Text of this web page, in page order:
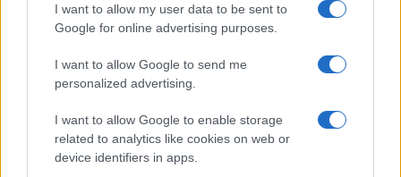
I want to allow my user data to be sent to
Google for online advertising purposes.
I want to allow Google to send me
personalized advertising.
I want to allow Google to enable storage
related to analytics like cookies on web or
device identifiers in apps.
Ricolfi con unapprofondito intervento
per
Fondazione Hume
) e l’uomo comune è messo nel
mirino delle fazioni in guerra, a seconda di ciò che
pensa.
Un bel giorno però potrebbe alzare la mano e,
sventolando il suo Green Pass